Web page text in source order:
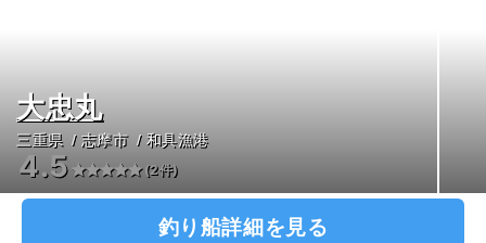
大忠丸
三重県 志摩市 和具漁港
4.5 (2件)
釣り船詳細を見る